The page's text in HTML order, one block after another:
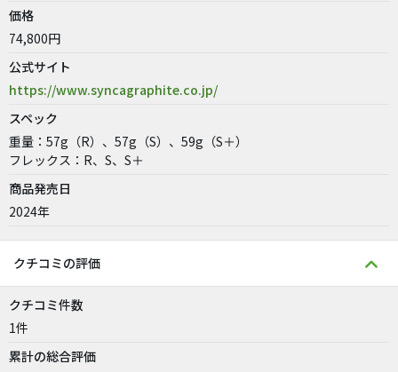
価格
74,800円
公式サイト
https://www.syncagraphite.co.jp/
スペック
重量：57g（R）、57g（S）、59g（S＋）
フレックス：R、S、S＋
商品発売日
2024年
クチコミの評価
クチコミ件数
1件
累計の総合評価